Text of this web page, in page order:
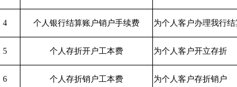
4 个人银行结算账户销户手续费 为个人客户办理我行
5 个人存折开户工本费 为个人客户开立存折
6 个人存折销户工本费 为个人客户存折销户